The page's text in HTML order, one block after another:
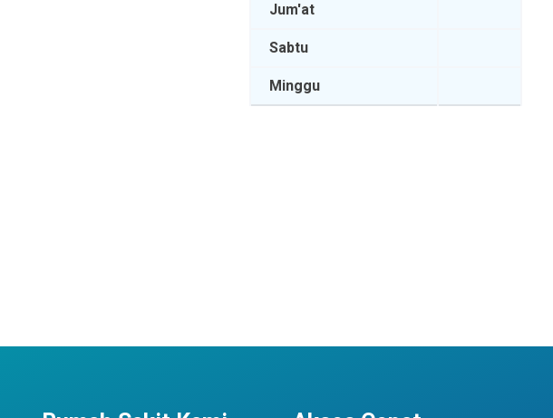
Jum'at
Sabtu
Minggu